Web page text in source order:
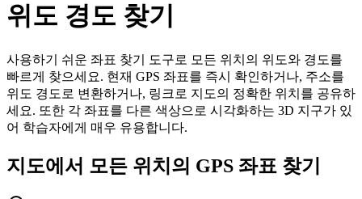
위도 경도 찾기
사용하기 쉬운 좌표 찾기 도구로 모든 위치의 위도와 경도를
빠르게 찾으세요. 현재 GPS 좌표를 즉시 확인하거나, 주소를
위도 경도로 변환하거나, 링크로 지도의 정확한 위치를 공유하
세요. 또한 각 좌표를 다른 색상으로 시각화하는 3D 지구가 있
어 학습자에게 매우 유용합니다.
지도에서 모든 위치의 GPS 좌표 찾기